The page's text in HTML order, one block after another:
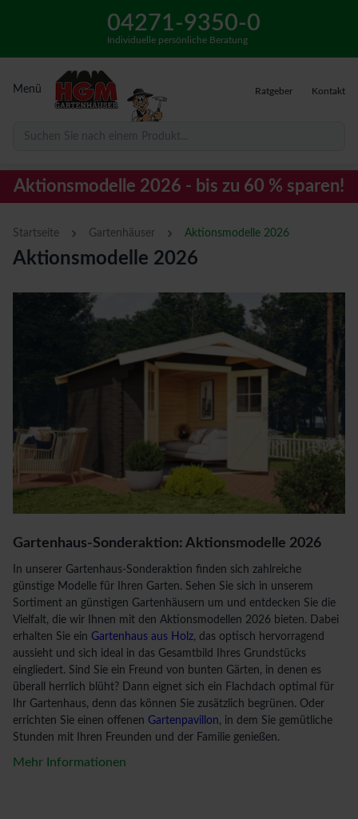
04271-9350-0
Individuelle persönliche Beratung
Menü Ratgeber Kontakt
Suchen Sie nach einem Produkt...
Aktionsmodelle 2026 - bis zu 60 % sparen!
Startseite › Gartenhäuser › Aktionsmodelle 2026
Aktionsmodelle 2026
Gartenhaus-Sonderaktion: Aktionsmodelle 2026
In unserer Gartenhaus-Sonderaktion finden sich zahlreiche
günstige Modelle für Ihren Garten. Sehen Sie sich in unserem
Sortiment an günstigen Gartenhäusern um und entdecken Sie die
Vielfalt, die wir Ihnen mit den Aktionsmodellen 2026 bieten. Dabei
erhalten Sie ein Gartenhaus aus Holz, das optisch hervorragend
aussieht und sich ideal in das Gesamtbild Ihres Grundstücks
eingliedert. Sind Sie ein Freund von bunten Gärten, in denen es
überall herrlich blüht? Dann eignet sich ein Flachdach optimal für
Ihr Gartenhaus, denn das können Sie zusätzlich begrünen. Oder
errichten Sie einen offenen Gartenpavillon, in dem Sie gemütliche
Stunden mit Ihren Freunden und der Familie genießen.
Mehr Informationen